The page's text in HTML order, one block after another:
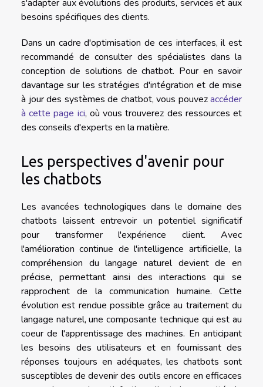
s'adapter aux évolutions des produits, services et aux
besoins spécifiques des clients.
Dans un cadre d'optimisation de ces interfaces, il est
recommandé de consulter des spécialistes dans la
conception de solutions de chatbot. Pour en savoir
davantage sur les stratégies d'intégration et de mise
à jour des systèmes de chatbot, vous pouvezaccéder
à cette page ici, où vous trouverez des ressources et
des conseils d'experts en la matière.
Les perspectives d'avenir pour
les chatbots
Les avancées technologiques dans le domaine des
chatbots laissent entrevoir un potentiel significatif
pour transformer l'expérience client. Avec
l'amélioration continue de l'intelligence artificielle, la
compréhension du langage naturel devient de en
précise, permettant ainsi des interactions qui se
rapprochent de la communication humaine. Cette
évolution est rendue possible grâce au traitement du
langage naturel, une composante technique qui est au
coeur de l'apprentissage des machines. En anticipant
les besoins des utilisateurs et en fournissant des
réponses toujours en adéquates, les chatbots sont
susceptibles de devenir des outils encore en efficaces